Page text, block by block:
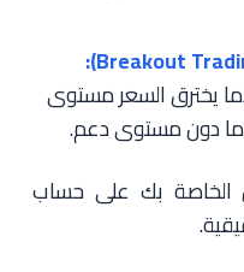
يخترق السعر مستوى
دون مستوى دعم.
الخاصة بك على حساب